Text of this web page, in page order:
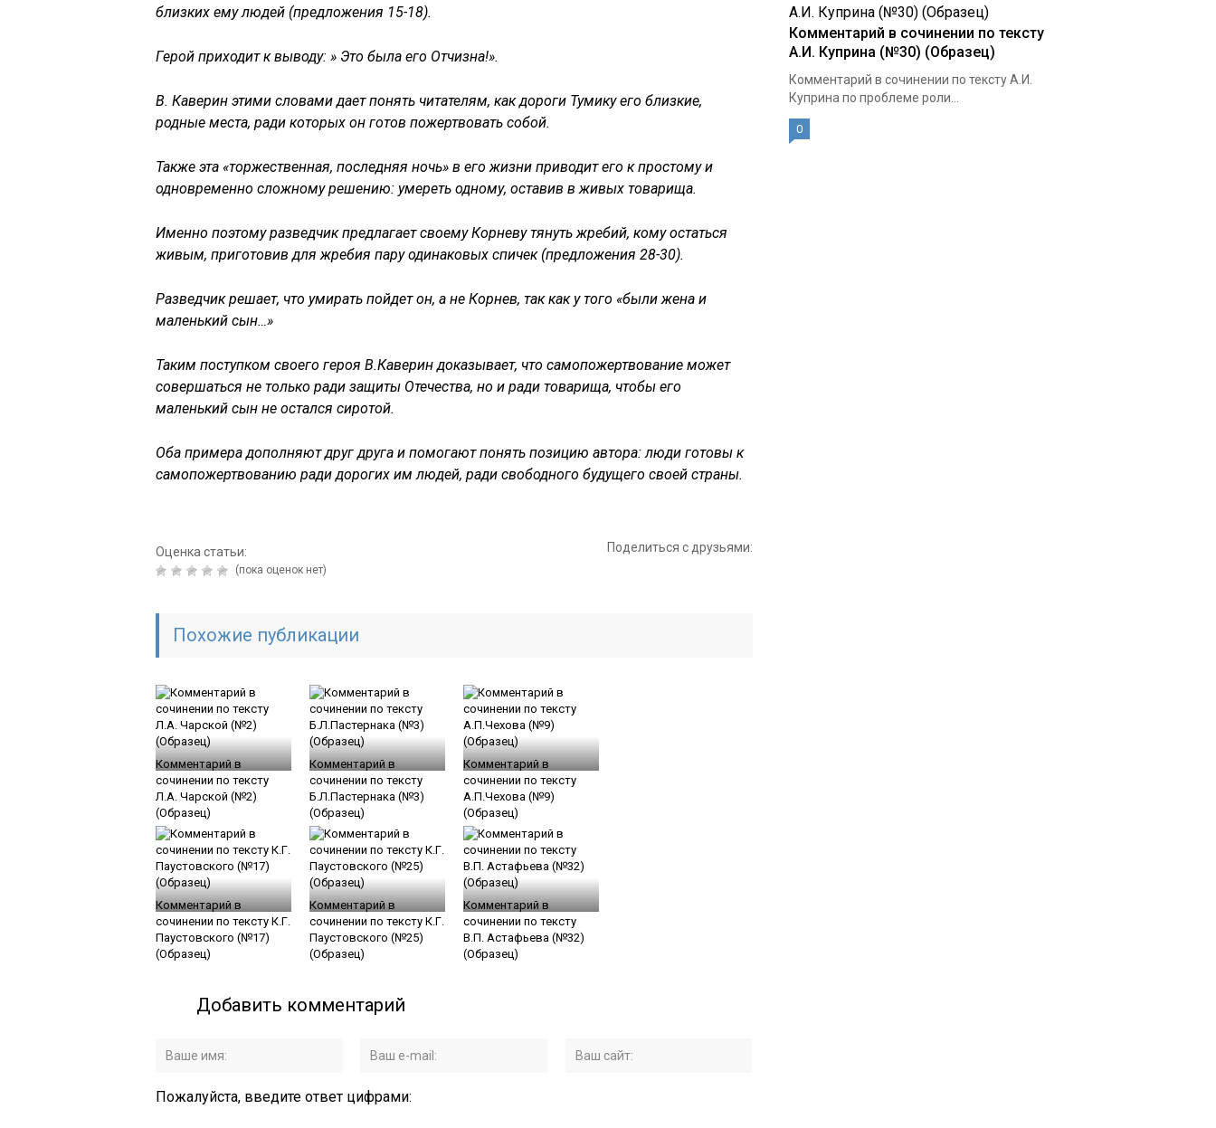
близких ему людей (предложения 15-18).
Герой приходит к выводу: » Это была его Отчизна!».
В. Каверин этими словами дает понять читателям, как дороги Тумику его близкие,
родные места, ради которых он готов пожертвовать собой.
Также эта «торжественная, последняя ночь» в его жизни приводит его к простому и
одновременно сложному решению: умереть одному, оставив в живых товарища.
Именно поэтому разведчик предлагает своему Корневу тянуть жребий, кому остаться
живым, приготовив для жребия пару одинаковых спичек (предложения 28-30).
Разведчик решает, что умирать пойдет он, а не Корнев, так как у того «были жена и
маленький сын…»
Таким поступком своего героя В.Каверин доказывает, что самопожертвование может
совершаться не только ради защиты Отечества, но и ради товарища, чтобы его
маленький сын не остался сиротой.
Оба примера дополняют друг друга и помогают понять позицию автора: люди готовы к
самопожертвованию ради дорогих им людей, ради свободного будущего своей страны.
Оценка статьи:
(пока оценок нет)
Поделиться с друзьями:
Похожие публикации
Комментарий в
сочинении по тексту
Л.А. Чарской (№2)
(Образец)
Комментарий в
сочинении по тексту
Б.Л.Пастернака (№3)
(Образец)
Комментарий в
сочинении по тексту
А.П.Чехова (№9)
(Образец)
Комментарий в
сочинении по тексту К.Г.
Паустовского (№17)
(Образец)
Комментарий в
сочинении по тексту К.Г.
Паустовского (№25)
(Образец)
Комментарий в
сочинении по тексту
В.П. Астафьева (№32)
(Образец)
Добавить комментарий
Пожалуйста, введите ответ цифрами:
Комментарий в сочинении по тексту
А.И. Куприна (№30) (Образец)
Комментарий в сочинении по тексту А.И.
Куприна по проблеме роли...
0